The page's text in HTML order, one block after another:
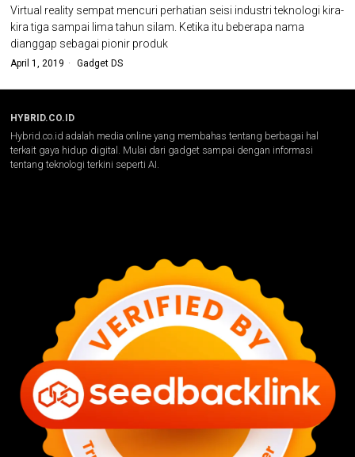
Virtual reality sempat mencuri perhatian seisi industri teknologi kira-
kira tiga sampai lima tahun silam. Ketika itu beberapa nama
dianggap sebagai pionir produk
April 1, 2019 Gadget DS
HYBRID.CO.ID
Hybrid.co.id adalah media online yang membahas tentang berbagai hal
terkait gaya hidup digital. Mulai dari gadget sampai dengan informasi
tentang teknologi terkini seperti AI.